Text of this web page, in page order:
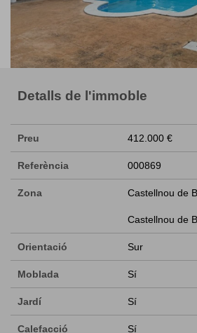
Detalls de l'immoble
Preu 412.000 €
Referència 000869
Zona Castellnou de
Castellnou de
Orientació Sur
Moblada Sí
Jardí Sí
Calefacció Sí